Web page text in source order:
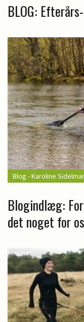
BLOG:
Blog - Karoline
Blogindlæg:
det noget for